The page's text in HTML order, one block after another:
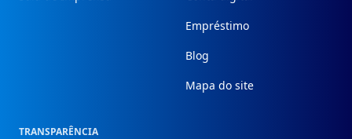
Empréstimo
Blog
Mapa do site
TRANSPARÊNCIA